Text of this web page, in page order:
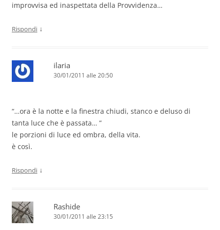
improvvisa ed inaspettata della Provvidenza…
Rispondi ↓
ilaria
30/01/2011 alle 20:50
“…ora è la notte e la finestra chiudi, stanco e deluso di
tanta luce che è passata… ”
le porzioni di luce ed ombra, della vita.
è così.
Rispondi ↓
Rashide
30/01/2011 alle 23:15